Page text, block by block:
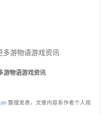
游物语游戏资讯
整理发表，文章内容系作者个人观